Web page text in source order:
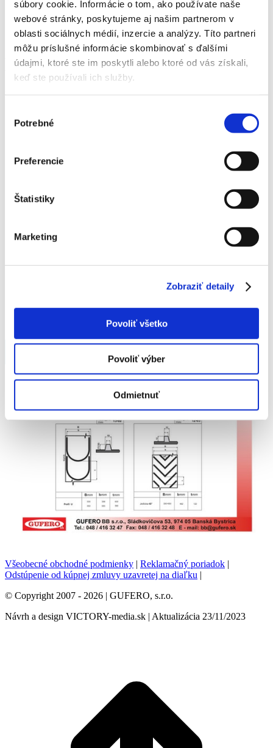
súbory cookie. Informácie o tom, ako používate naše
webové stránky, poskytujeme aj našim partnerom v
oblasti sociálnych médií, inzercie a analýzy. Títo partneri
môžu príslušné informácie skombinovať s ďalšími
údajmi, ktoré ste im poskytli alebo ktoré od vás získali,
keď ste používali ich služby.
súhlasu
Potrebné
Preferencie
Štatistiky
Marketing
Zobraziť detaily
Povoliť všetko
Povoliť výber
Odmietnuť
PVC závesy
Kontakt
Dopravníkové pásy
You are here:
Katalóg
Všeobecné obchodné podmienky | Reklamačný poriadok |
Odstúpenie od kúpnej zmluvy uzavretej na diaľku |
© Copyright 2007 - 2026 | GUFERO, s.r.o.
Návrh a design VICTORY-media.sk | Aktualizácia 23/11/2023